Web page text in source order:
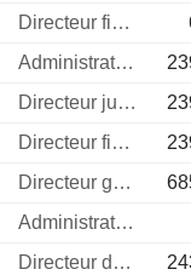
Directeur financier
Administrateur
Directeur juridique
Directeur financier
Directeur general
Administrateur
Directeur des operations